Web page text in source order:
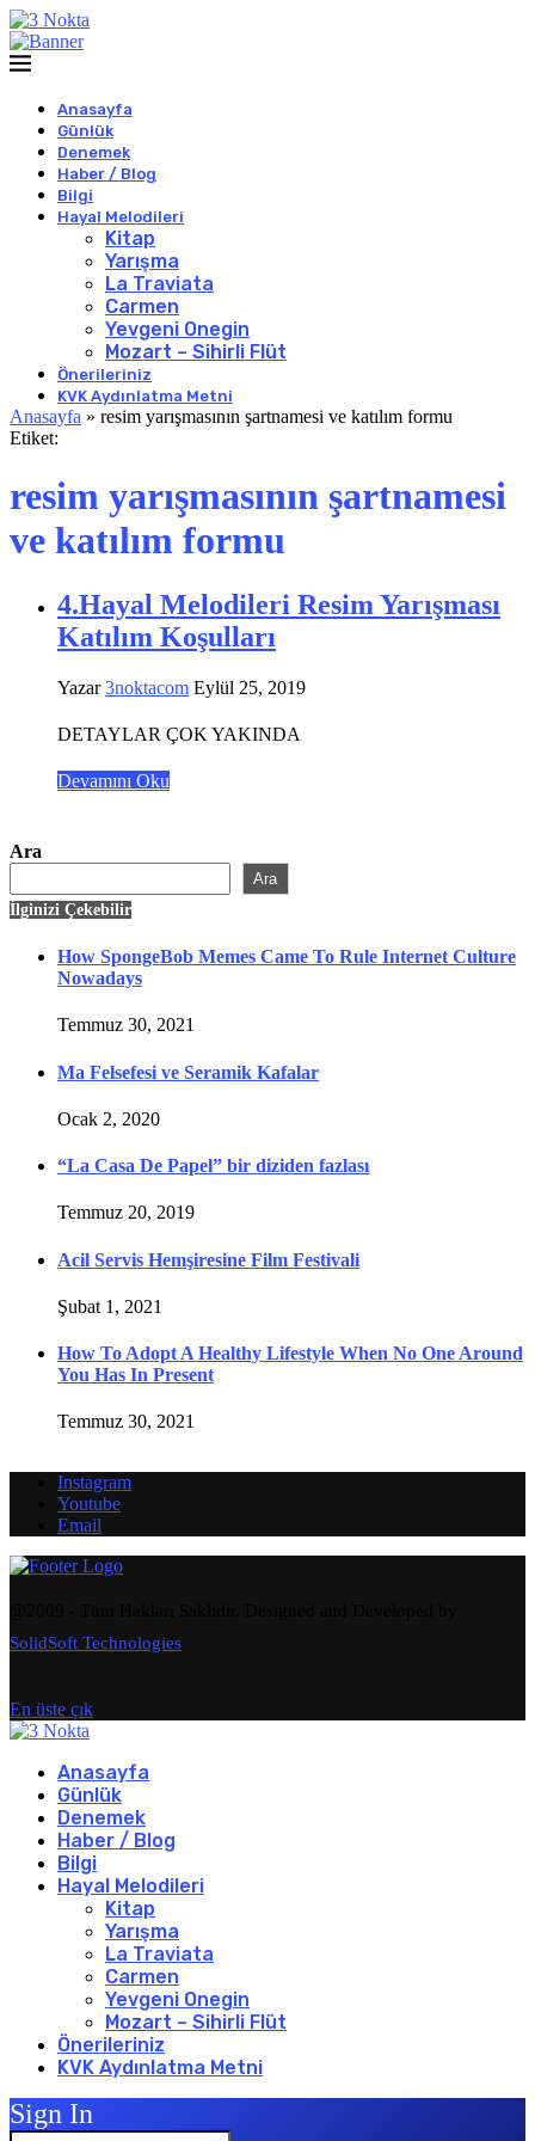
Anasayfa
Günlük
Denemek
Haber / Blog
Bilgi
Hayal Melodileri
Kitap
Yarışma
La Traviata
Carmen
Yevgeni Onegin
Mozart – Sihirli Flüt
Önerileriniz
KVK Aydınlatma Metni
Anasayfa » resim yarışmasının şartnamesi ve katılım formu
Etiket:
resim yarışmasının şartnamesi
ve katılım formu
4.Hayal Melodileri Resim Yarışması
Katılım Koşulları
Yazar3noktacom Eylül 25, 2019
DETAYLAR ÇOK YAKINDA
Devamını Oku
Ara
Ara
İlginizi Çekebilir
How SpongeBob Memes Came To Rule Internet Culture
Nowadays
Temmuz 30, 2021
Ma Felsefesi ve Seramik Kafalar
Ocak 2, 2020
“La Casa De Papel” bir diziden fazlası
Temmuz 20, 2019
Acil Servis Hemşiresine Film Festivali
Şubat 1, 2021
How To Adopt A Healthy Lifestyle When No One Around
You Has In Present
Temmuz 30, 2021
Instagram
Youtube
Email
SolidSoft Technologies
En üste çık
Anasayfa
Günlük
Denemek
Haber / Blog
Bilgi
Hayal Melodileri
Kitap
Yarışma
La Traviata
Carmen
Yevgeni Onegin
Mozart – Sihirli Flüt
Önerileriniz
KVK Aydınlatma Metni
Sign In